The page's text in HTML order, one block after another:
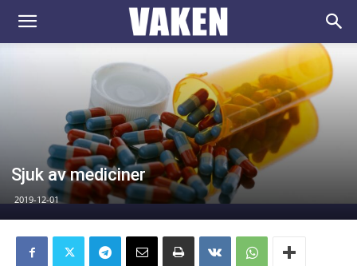
VAKEN.se
Sjuk av mediciner
2019-12-01